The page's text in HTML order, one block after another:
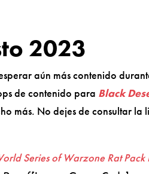
2023
aún más contenido
de contenido para Black
más. No dejes de consultar la
Series of Warzone Rat Pack